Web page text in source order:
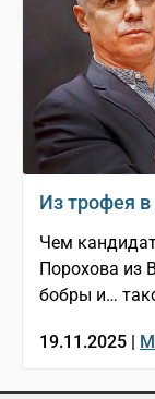
Из трофея
Чем
Порохова из
бобры и…
19.11.2025 |